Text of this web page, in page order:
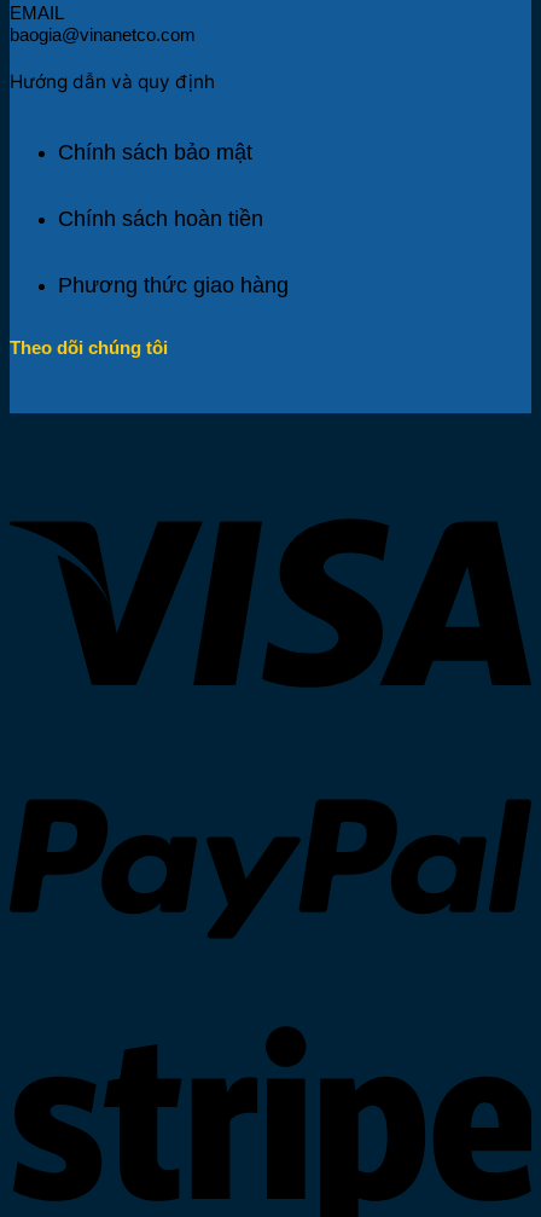
EMAIL
baogia@vinanetco.com
Hướng dẫn và quy định
Chính sách bảo mật
Chính sách hoàn tiền
Phương thức giao hàng
Theo dõi chúng tôi